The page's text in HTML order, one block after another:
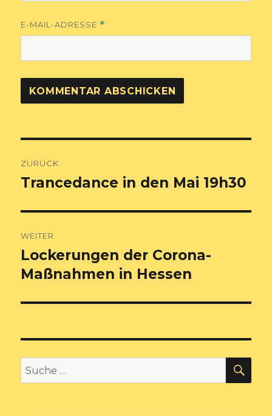
E-MAIL-ADRESSE *
ZURÜCK
Vorheriger
Trancedance in den Mai 19h30
WEITER
Nächster
Beitrag:
Lockerungen der Corona-
Maßnahmen in Hessen
Suche
nach: